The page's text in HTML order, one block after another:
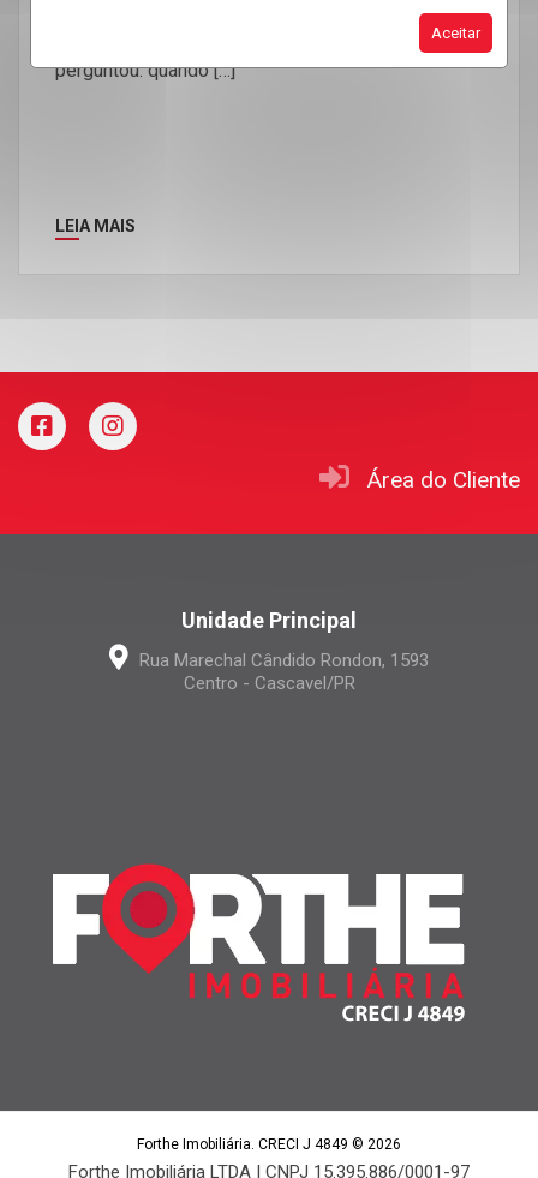
Aceitar
está no processo de locação, possivelmente já se
perguntou: quando […]
LEIA MAIS
Área do Cliente
Unidade Principal
Rua Marechal Cândido Rondon, 1593
Centro - Cascavel/PR
Forthe Imobiliária. CRECI J 4849 © 2026
Forthe Imobiliária LTDA | CNPJ 15.395.886/0001-97